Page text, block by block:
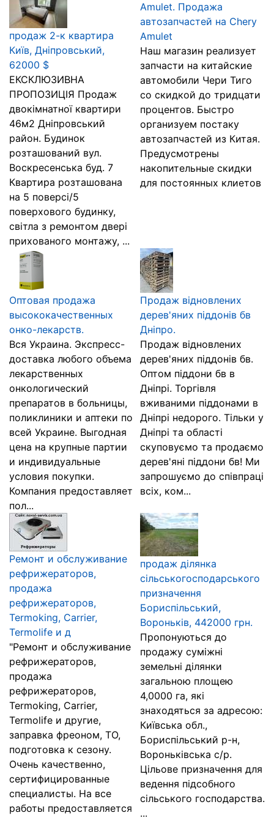
продаж 2-к квартира
Київ, Дніпровський,
62000 $
ЕКСКЛЮЗИВНА
ПРОПОЗИЦІЯ Продаж
двокімнатної квартири
46м2 Дніпровський
район. Будинок
розташований вул.
Воскресенська буд. 7
Квартира розташована
на 5 поверсі/5
поверхового будинку,
світла з ремонтом двері
прихованого монтажу, ...
Amulet. Продажа
автозапчастей на Chery
Amulet
Наш магазин реализует
запчасти на китайские
автомобили Чери Тиго
со скидкой до тридцати
процентов. Быстро
организуем постаку
автозапчастей из Китая.
Предусмотрены
накопительные скидки
для постоянных клиетов
Оптовая продажа
высококачественных
онко-лекарств.
Вся Украина. Экспресс-
доставка любого объема
лекарственных
онкологический
препаратов в больницы,
поликлиники и аптеки по
всей Украине. Выгодная
цена на крупные партии
и индивидуальные
условия покупки.
Компания предоставляет
пол...
Продаж відновлених
дерев'яних піддонів бв
Дніпро.
Продаж відновлених
дерев'яних піддонів бв.
Оптом піддони бв в
Дніпрі. Торгівля
вживаними піддонами в
Дніпрі недорого. Тільки у
Дніпрі та області
скуповуємо та продаємо
дерев'яні піддони бв! Ми
запрошуємо до співпраці
всіх, ком...
Ремонт и обслуживание
рефрижераторов,
продажа
рефрижераторов,
Termoking, Carrier,
Termolife и д
"Ремонт и обслуживание
рефрижераторов,
продажа
рефрижераторов,
Termoking, Carrier,
Termolife и другие,
заправка фреоном, ТО,
подготовка к сезону.
Очень качественно,
сертифицированные
специалисты. На все
работы предоставляется
продаж ділянка
сільськогосподарського
призначення
Бориспільський,
Вороньків, 442000 грн.
Пропонуються до
продажу суміжні
земельні ділянки
загальною площею
4,0000 га, які
знаходяться за адресою:
Київська обл.,
Бориспільський р-н,
Вороньківська с/р.
Цільове призначення для
ведення підсобного
сільського господарства.
...